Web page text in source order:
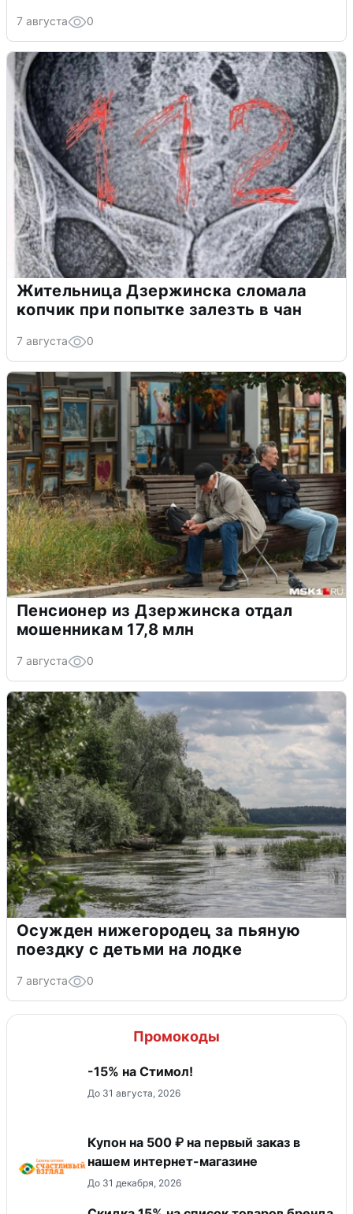
7 августа 0
Жительница Дзержинска сломала
копчик при попытке залезть в чан
7 августа 0
Пенсионер из Дзержинска отдал
мошенникам 17,8 млн
7 августа 0
Осужден нижегородец за пьяную
поездку с детьми на лодке
7 августа 0
Промокоды
-15% на Стимол!
До 31 августа, 2026
Купон на 500 ₽ на первый заказ в
нашем интернет-магазине
До 31 декабря, 2026